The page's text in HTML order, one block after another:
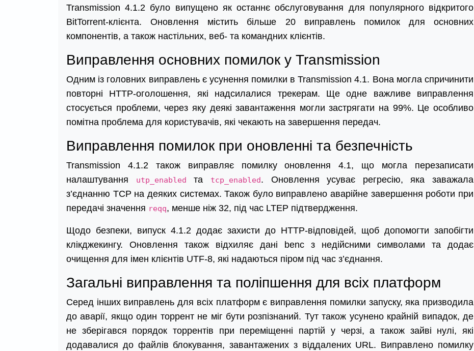
Transmission 4.1.2 було випущено як останнє обслуговування для популярного відкритого
BitTorrent-клієнта. Оновлення містить більше 20 виправлень помилок для основних
компонентів, а також настільних, веб- та командних клієнтів.
Виправлення основних помилок у Transmission
Одним із головних виправлень є усунення помилки в Transmission 4.1. Вона могла спричинити
повторні HTTP-оголошення, які надсилалися трекерам. Ще одне важливе виправлення
стосується проблеми, через яку деякі завантаження могли застрягати на 99%. Це особливо
помітна проблема для користувачів, які чекають на завершення передач.
Виправлення помилок при оновленні та безпечність
Transmission 4.1.2 також виправляє помилку оновлення 4.1, що могла перезаписати
налаштування
utp_enabled та tcp_enabled. Оновлення усуває регресію, яка заважала
з’єднанню TCP на деяких системах. Також було виправлено аварійне завершення роботи при
передачі значення reqq, менше ніж 32, під час LTEP підтвердження.
Щодо безпеки, випуск 4.1.2 додає захисти до HTTP-відповідей, щоб допомогти запобігти
клікджекингу. Оновлення також відхиляє дані benc з недійсними символами та додає
очищення для імен клієнтів UTF-8, які надаються піром під час з’єднання.
Загальні виправлення та поліпшення для всіх платформ
Серед інших виправлень для всіх платформ є виправлення помилки запуску, яка призводила
до аварії, якщо один торрент не міг бути розпізнаний. Тут також усунено крайній випадок, де
не зберігався порядок торрентів при переміщенні партій у черзі, а також зайві нулі, які
додавалися до файлів блокування, завантажених з віддалених URL. Виправлено помилку